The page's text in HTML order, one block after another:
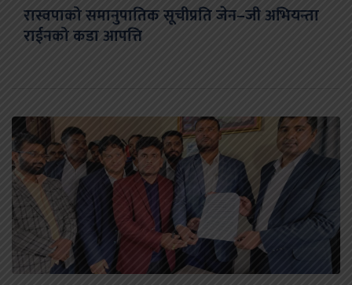
रास्वपाको समानुपातिक सूचीप्रति जेन–जी अभियन्ता
राईनको कडा आपत्ति